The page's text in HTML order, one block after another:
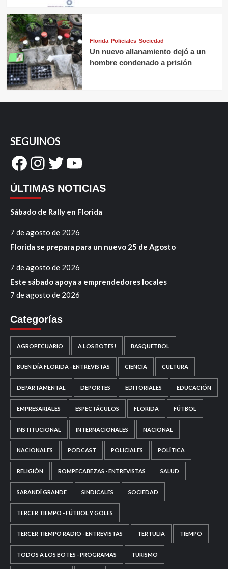
Florida Policiales Sociedad
Un nuevo allanamiento dejó a un
hombre condenado a prisión
SEGUINOS
Facebook
Instagram
Twitter
YouTube
ÚLTIMAS NOTICIAS
Sábado de Rally en Florida
7 de agosto de 2026
Florida se prepara para un nuevo 25 de Agosto
7 de agosto de 2026
Este sábado apoya a emprendedores locales
7 de agosto de 2026
Categorías
AGROPECUARIO A LOS BOTES! BASQUETBOL
BUEN DÍA FLORIDA - ENTREVISTAS CIENCIA CULTURA
DEPARTAMENTAL DEPORTES EDITORIALES EDUCACIÓN
EMPRESARIALES ESPECTÁCULOS FLORIDA FÚTBOL
INSTITUCIONAL INTERNACIONALES NACIONAL
NACIONALES PODCAST POLICIALES POLÍTICA
RELIGIÓN ROMPECABEZAS - ENTREVISTAS SALUD
SARANDÍ GRANDE SINDICALES SOCIEDAD
TERCER TIEMPO - FÚTBOL Y GOLES
TERCER TIEMPO RADIO - ENTREVISTAS TERTULIA TIEMPO
TODOS A LOS BOTES - PROGRAMAS TURISMO